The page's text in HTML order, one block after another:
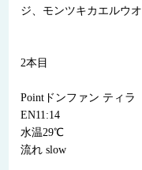
ジ、モンツキカエルウオ
2本目
Pointドンファン ティラ
EN11:14
水温29℃
流れ slow